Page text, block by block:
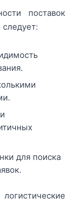
поставок
для поиска